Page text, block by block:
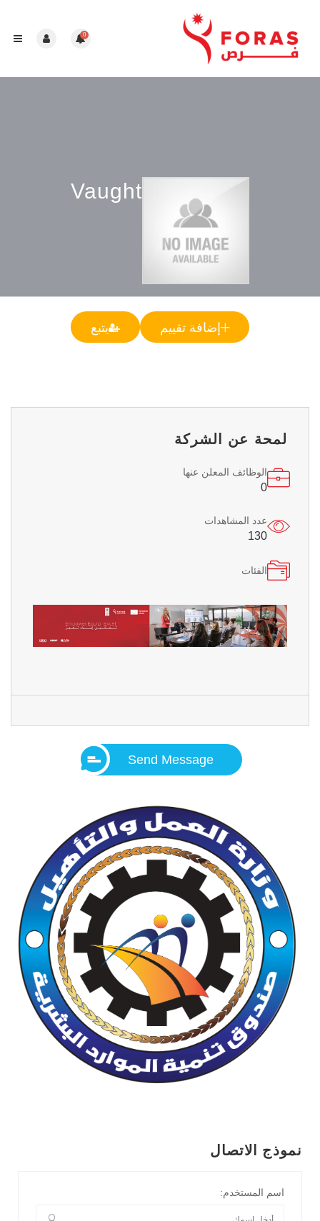
0
Vaught
إضافة تقييم يتبع
لمحة عن الشركة
الوظائف المعلن عنها
0
عدد المشاهدات
130
الفئات
Send Message
نموذج الاتصال
اسم المستخدم: